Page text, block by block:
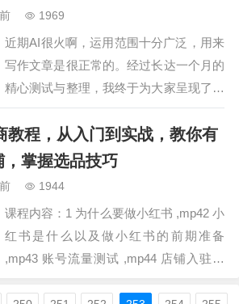
点 1. 从零基础到日销过万：适…
1969
近期AI很火啊，运用范围十分广泛，用来
写作文章是很正常的。经过长达一个月的
精心测试与整理，我终于为大家呈现了这
篇详尽的头条通过发项目文章引流创业粉
教程。其中也小小涉及了一些ai的使用技
巧，其中蕴含的实用技巧与精华内容极为
丰富，真心希望大家能够耐心细致地看
别附赠了所…
教程，从入门到实战，教你有
掌握选品技巧
1944
课程内容：1 为什么要做小红书 ,mp42 小
红书是什么以及做小红书的前期准备
,mp43 账号流量测试 ,mp44 店铺入驻流